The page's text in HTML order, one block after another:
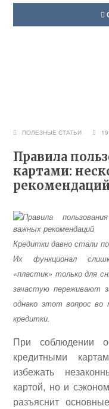
ПОЛЕЗНЫЕ СТАТЬИ
Правила
картами:
рекомендаций
Кредитки давно стали
Их функционал
«пластик» только для
зачастую переживают
однако этот вопрос во
кредитки.
При соблюдении
кредитными
избежать
картой, но и
разъяснит